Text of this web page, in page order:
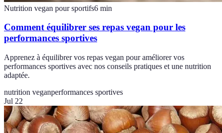
Nutrition vegan pour sportifs6 min
Comment équilibrer ses repas vegan pour les
performances sportives
Apprenez à équilibrer vos repas vegan pour améliorer vos
performances sportives avec nos conseils pratiques et une nutrition
adaptée.
nutrition veganperformances sportives
Jul 22